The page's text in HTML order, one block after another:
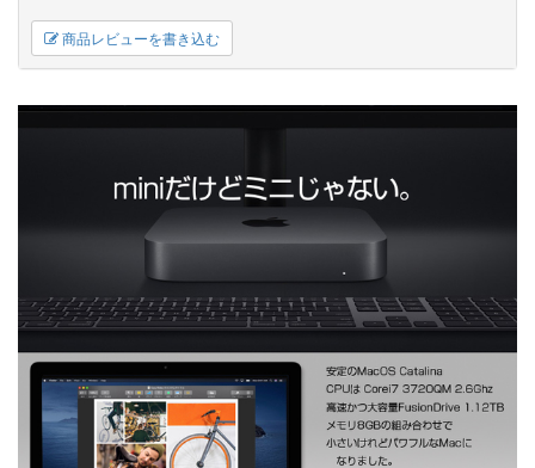
商品レビューを書き込む